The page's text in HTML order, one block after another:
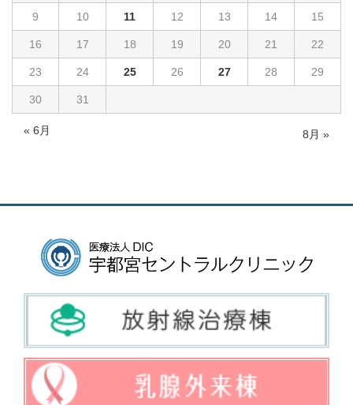
« 6月 8月 »
9 10 11 12 13 14 15
16 17 18 19 20 21 22
23 24 25 26 27 28 29
30 31